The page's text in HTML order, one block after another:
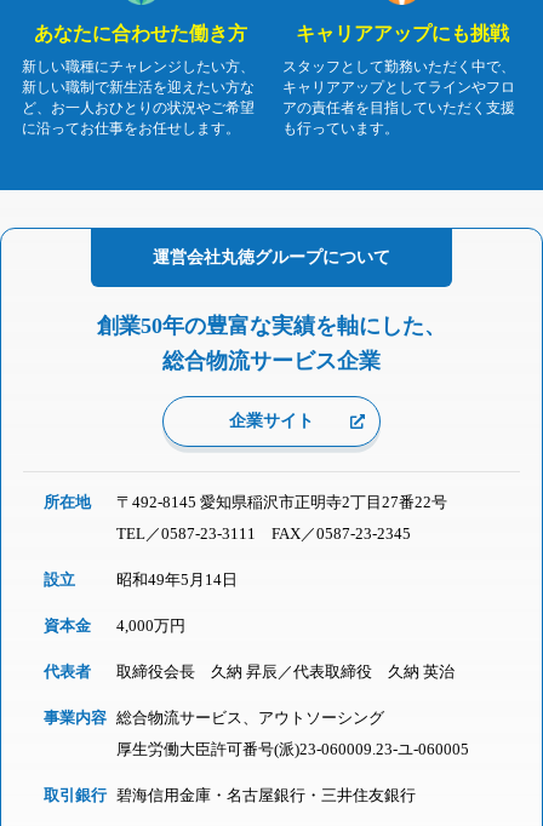
あなたに合わせた働き方
新しい職種にチャレンジしたい方、
新しい職制で新生活を迎えたい方な
ど、お一人おひとりの状況やご希望
に沿ってお仕事をお任せします。
キャリアアップにも挑戦
スタッフとして勤務いただく中で、
キャリアアップとしてラインやフロ
アの責任者を目指していただく支援
も行っています。
運営会社丸徳グループについて
創業50年の豊富な実績を軸にした、
総合物流サービス企業
企業サイト
所在地
〒492-8145 愛知県稲沢市正明寺2丁目27番22号
TEL／0587-23-3111 FAX／0587-23-2345
設立 昭和49年5月14日
資本金 4,000万円
代表者 取締役会長 久納 昇辰／代表取締役 久納 英治
事業内容 総合物流サービス、アウトソーシング
厚生労働大臣許可番号(派)23-060009.23-ユ-060005
取引銀行 碧海信用金庫・名古屋銀行・三井住友銀行